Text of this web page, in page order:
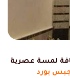
لمسة عصرية
بورد